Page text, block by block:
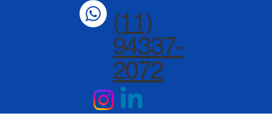
(11)
94337-
2072